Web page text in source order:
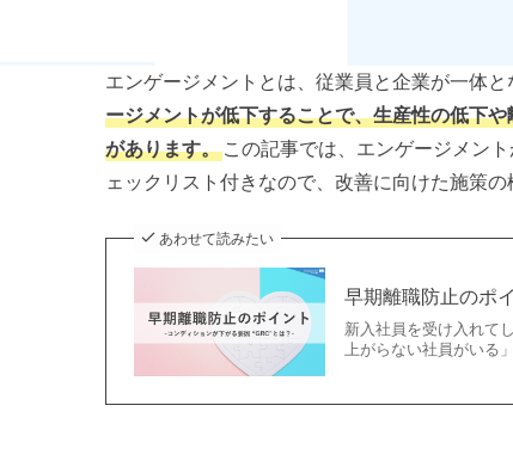
エンゲージメントとは、従業員と企業が一体
ージメントが低下することで、生産性の低下
があります。 この記事では、エンゲージメン
ェックリスト付きなので、改善に向けた施策の
あわせて読みたい
早期離職防止のポ
新入社員を受け入れて
上がらない社員がいる